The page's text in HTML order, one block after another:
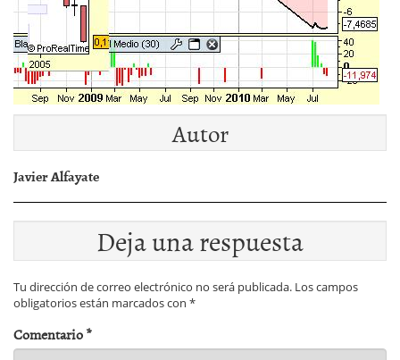
Autor
Javier Alfayate
Deja una respuesta
Tu dirección de correo electrónico no será publicada. Los campos
obligatorios están marcados con *
Comentario*